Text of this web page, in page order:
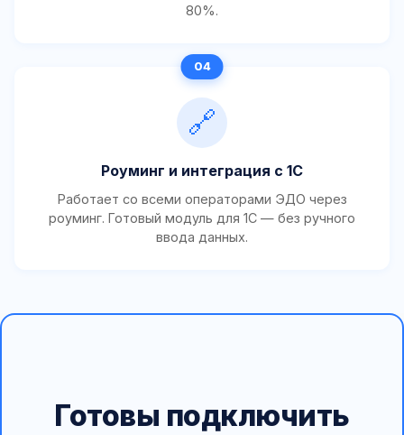
80%.
🔗
Роуминг и интеграция с 1С
Работает со всеми операторами ЭДО через
роуминг. Готовый модуль для 1С — без ручного
ввода данных.
Готовы подключить